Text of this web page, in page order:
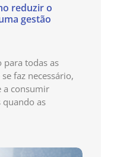
reduzir o
gestão
para todas as
faz necessário,
a consumir
quando as